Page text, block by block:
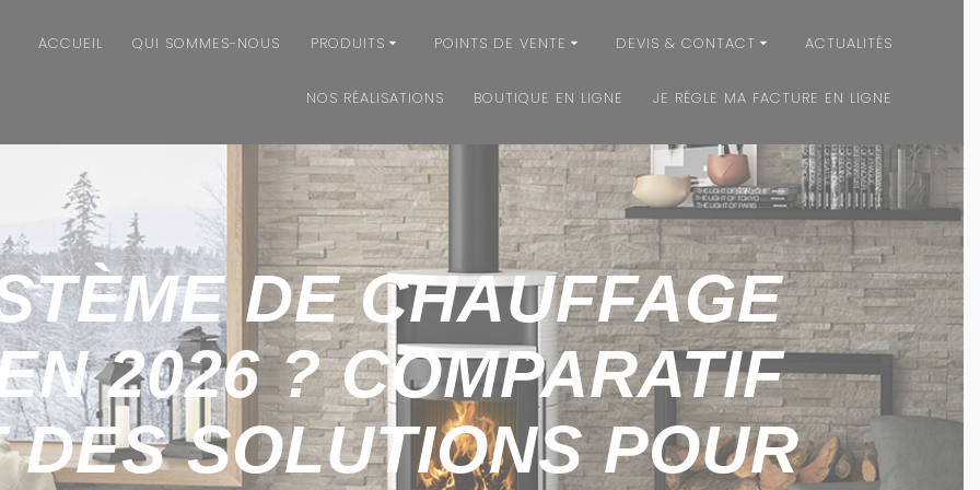
ACCUEIL QUI SOMMES-NOUS PRODUITS POINTS DE VENTE DEVIS & CONTACT ACTUALITÉS
NOS RÉALISATIONS BOUTIQUE EN LIGNE JE RÉGLE MA FACTURE EN LIGNE
DE CHAUFFAGE
2026 ? COMPARATIF
DES SOLUTIONS POUR